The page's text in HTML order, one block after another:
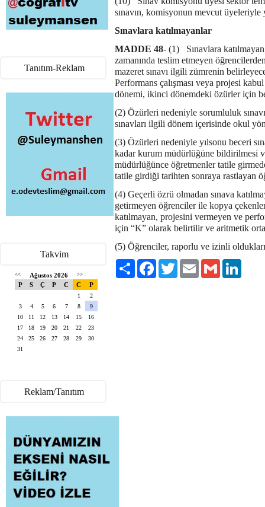
Tanıtım-Reklam
Takvim
<< Ağustos 2026 >>
P S Ç P C C P
1
2
3
4 5 6 7 8
9
10
11 12 13 14 15
16
17
18 19 20 21 22
23
24
25 26 27 28 29
30
31
Reklam/Tanıtım
sınavın, komisyonun mevcut üyeleriyle
Sınavlara katılmayanlar
MADDE 48- (1)
Sınavlara
zamanında teslim etmeyen
mazeret sınavı ilgili zümrenin
Performans çalışması veya projesi
dönemi, ikinci dönemdeki özürler için
(2) Özürleri nedeniyle sorumluluk
sınavları ilgili dönem içerisinde okul
(3) Özürleri nedeniyle yılsonu beceri
kadar kurum müdürlüğüne bildirilmesi
müdürlüğünce öğretmenler tatile
tatile girdiği tarihten sonraya rastlayan
(4) Geçerli özrü olmadan sınava
getirmeyen öğrenciler ile kopya
katılmayan, projesini vermeyen ve
için “K” olarak belirtilir ve aritmetik
(5) Öğrenciler, raporlu ve izinli oldukları
Paylaş FacebookTwitter Email Gmail